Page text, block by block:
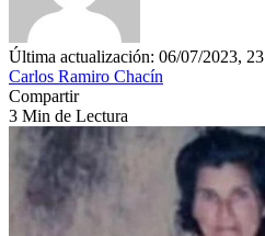
Última actualización: 06/07/2023, 23
Carlos Ramiro Chacín
Compartir
3 Min de Lectura